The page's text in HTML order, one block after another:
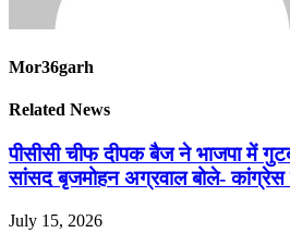
Mor36garh
Related News
पीसीसी चीफ दीपक बैज ने भाजपा में
सांसद बृजमोहन अग्रवाल बोले-
July 15, 2026